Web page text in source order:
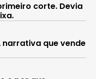
corte. Devia
que vende